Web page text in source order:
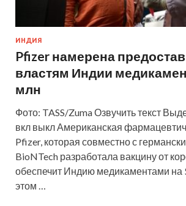
ИНДИЯ
Pfizer намерена
властям Индии
млн
Фото: TASS/Zuma Озвучить текст
вкл выкл Американская
Pfizer, которая совместно с
BioNTech разработала вакцину от
обеспечит Индию медикаментами на
этом …